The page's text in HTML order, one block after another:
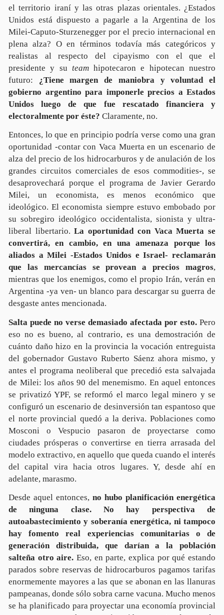
el territorio iraní y las otras plazas orientales. ¿Estados
Unidos está dispuesto a pagarle a la Argentina de los
Milei-Caputo-Sturzenegger por el precio internacional en
plena alza? O en términos todavía más categóricos y
realistas al respecto del cipayismo con el que el
presidente y su teamhipotecaron e hipotecan nuestro
futuro: ¿Tiene margen de maniobra y voluntad el
gobierno argentino para imponerle precios a Estados
Unidos luego de que fue rescatado financiera y
electoralmente por éste? Claramente, no.
Entonces, lo que en principio podría verse como una gran
oportunidad -contar con Vaca Muerta en un escenario de
alza del precio de los hidrocarburos y de anulación de los
grandes circuitos comerciales de esos commodities-, se
desaprovechará porque el programa de Javier Gerardo
Milei, un economista, es menos económico que
ideológico. El economista siempre estuvo embobado por
su sobregiro ideológico occidentalista, sionista y ultra-
liberal libertario.La oportunidad con Vaca Muerta se
convertirá, en cambio, en una amenaza porque los
aliados a Milei -Estados Unidos e Israel- reclamarán
que las mercancías se provean a precios magros,
mientras que los enemigos, como el propio Irán, verán en
Argentina -ya ven- un blanco para descargar su guerra de
desgaste antes mencionada.
Salta puede no verse demasiado afectada por esto. Pero
eso no es bueno, al contrario, es una demostración de
cuánto daño hizo en la provincia la vocación entreguista
del gobernador Gustavo Ruberto Sáenz ahora mismo, y
antes el programa neoliberal que precedió esta salvajada
de Milei: los años 90 del menemismo. En aquel entonces
se privatizó YPF, se reformó el marco legal minero y se
configuró un escenario de desinversión tan espantoso que
el norte provincial quedó a la deriva. Poblaciones como
Mosconi o Vespucio pasaron de proyectarse como
ciudades prósperas o convertirse en tierra arrasada del
modelo extractivo, en aquello que queda cuando el interés
del capital vira hacia otros lugares. Y, desde ahí en
adelante, marasmo.
Desde aquel entonces, no hubo planificación energética
de ninguna clase. No hay perspectiva de
autoabastecimiento y soberanía energética, ni tampoco
hay fomento real experiencias comunitarias o de
generación distribuida, que darían a la población
salteña otro aire. Eso, en parte, explica por qué estando
parados sobre reservas de hidrocarburos pagamos tarifas
enormemente mayores a las que se abonan en las llanuras
pampeanas, donde sólo sobra carne vacuna. Mucho menos
se ha planificado para proyectar una economía provincial